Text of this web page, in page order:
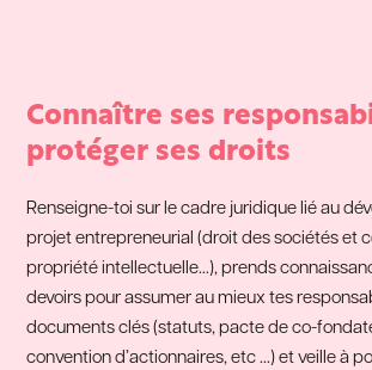
Connaître ses
protéger ses droits
Renseigne-toi sur le cadre juridique lié au
projet entrepreneurial (droit des sociétés et
propriété intellectuelle…), prends
devoirs pour assumer au mieux tes
documents clés (statuts, pacte de co-
convention d’actionnaires, etc …) et veille à